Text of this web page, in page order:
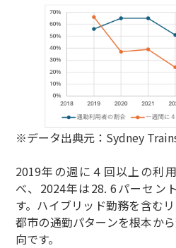
※データ出典元：Sydney
2019年の週に４回以上の利
べ、2024年は28. 6パーセン
す。ハイブリッド勤務を含む
都市の通勤パターンを根本か
向です。